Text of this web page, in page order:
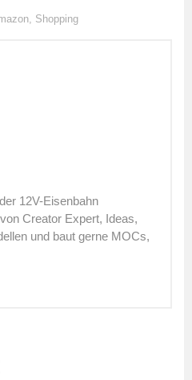
, Shopping
12V-Eisenbahn
Creator Expert, Ideas,
und baut gerne MOCs,